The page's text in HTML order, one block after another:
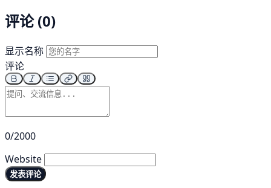
评论 (0)
显示名称
评论
0/2000
Website
发表评论